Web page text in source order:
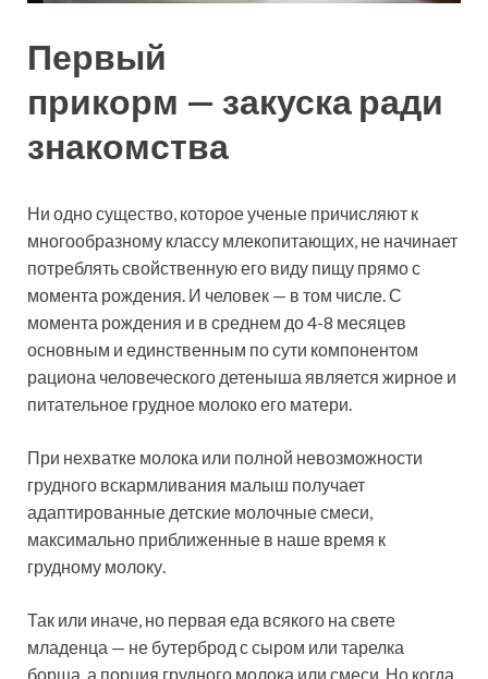
Первый
прикорм — закуска ради
знакомства
Ни одно существо, которое ученые причисляют к
многообразному классу млекопитающих, не начинает
потреблять свойственную его виду пищу прямо с
момента рождения. И человек — в том числе. С
момента рождения и в среднем до 4-8 месяцев
основным и единственным по сути компонентом
рациона человеческого детеныша является жирное и
питательное грудное молоко его матери.
При нехватке молока или полной невозможности
грудного вскармливания малыш получает
адаптированные детские молочные смеси,
максимально приближенные в наше время к
грудному молоку.
Так или иначе, но первая еда всякого на свете
младенца — не бутерброд с сыром или тарелка
борща, а порция грудного молока или смеси. Но когда